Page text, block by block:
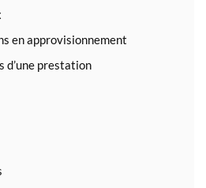
en approvisionnement
d’une prestation